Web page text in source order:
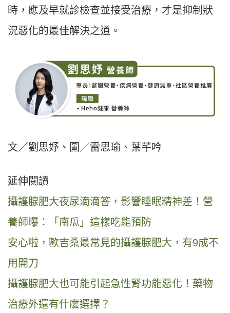
時，應及早就診檢查並接受治療，才是抑制狀
況惡化的最佳解決之道。
文／劉思妤、圖／雷思瑜、葉芊吟
延伸閱讀
攝護腺肥大夜尿滴滴答，影響睡眠精神差！營
養師曝：「南瓜」這樣吃能預防
安心啦，歐吉桑最常見的攝護腺肥大，有9成不
用開刀
攝護腺肥大也可能引起急性腎功能惡化！藥物
治療外還有什麼選擇？